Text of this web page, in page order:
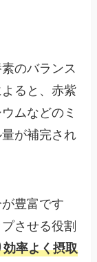
のバランス
ると、赤紫
ムなどのミ
が補完され
豊富です
させる役割
率よく摂取